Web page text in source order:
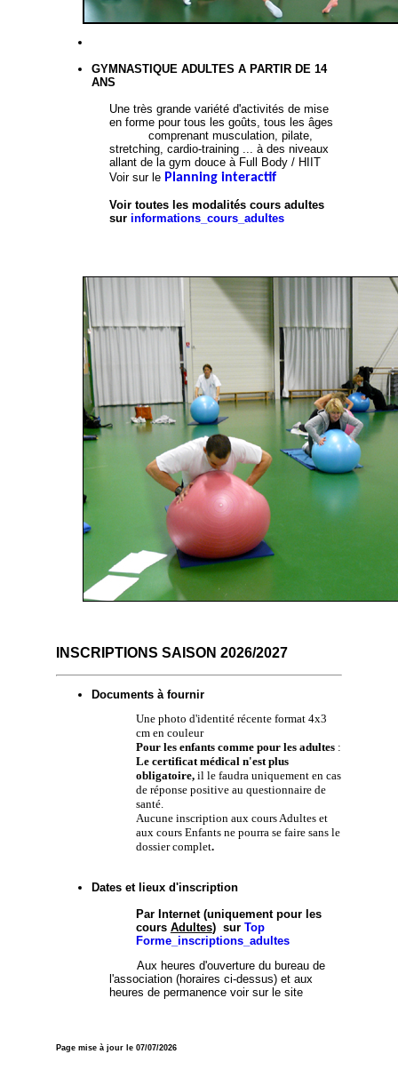
GYMNASTIQUE ADULTES A PARTIR DE 14
ANS
Une très grande variété d'activités de mise
en forme pour tous les goûts, tous les âges
comprenant musculation, pilate,
stretching, cardio-training ... à des niveaux
allant de la gym douce à Full Body / HIIT
Voir sur le Planning interactif
Voir toutes les modalités cours adultes
sur informations_cours_adultes
INSCRIPTIONS SAISON 2026/2027
Documents à fournir
Une photo d'identité récente format 4x3
cm en couleur
Pour les enfants comme pour les adultes:
Le certificat médical n'est plus
obligatoire,il le faudra uniquement en cas
de réponse positive au questionnaire de
santé.
Aucune inscription aux cours Adultes et
aux cours Enfants ne pourra se faire sans le
dossier complet.
Dates et lieux d'inscription
Par Internet (uniquement pour les
cours Adultes) sur Top
Forme_inscriptions_adultes
Aux heures d'ouverture du bureau de
l'association (horaires ci-dessus) et aux
heures de permanence voir sur le site
Page mise à jour le 07/07/2026